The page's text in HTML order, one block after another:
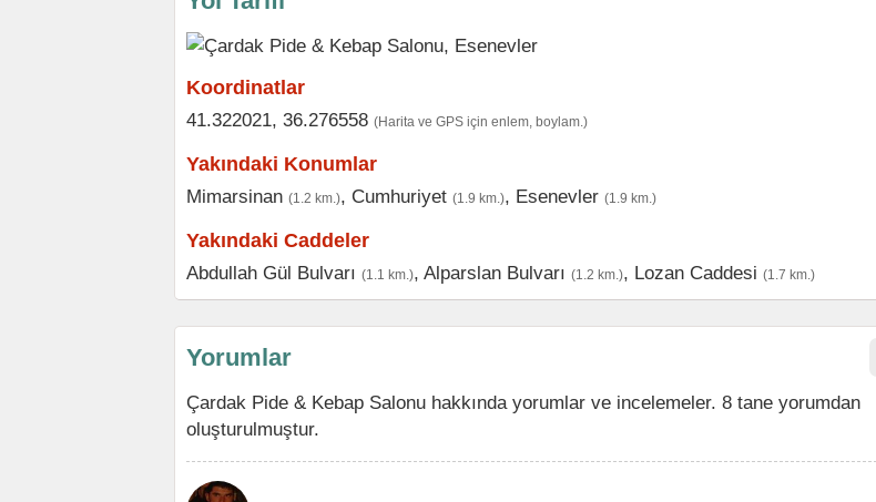
Koordinatlar
41.322021, 36.276558 (Harita ve GPS için enlem, boylam.)
Yakındaki Konumlar
Mimarsinan (1.2 km.), Cumhuriyet (1.9 km.), Esenevler (1.9 km.)
Yakındaki Caddeler
Abdullah Gül Bulvarı (1.1 km.), Alparslan Bulvarı (1.2 km.), Lozan Caddesi (1.7 km.)
Yorumlar
Çardak Pide & Kebap Salonu hakkında yorumlar ve incelemeler. 8 tane yorumdan
oluşturulmuştur.